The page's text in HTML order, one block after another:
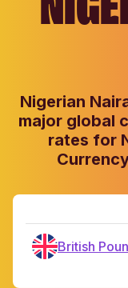
Nigerian
major global
rates for
British